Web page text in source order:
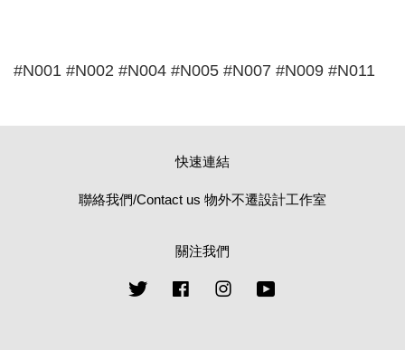
#N001 #N002 #N004 #N005 #N007 #N009 #N011
快速連結
聯絡我們/Contact us 物外不遷設計工作室
關注我們
Twitter FacebookInstagram